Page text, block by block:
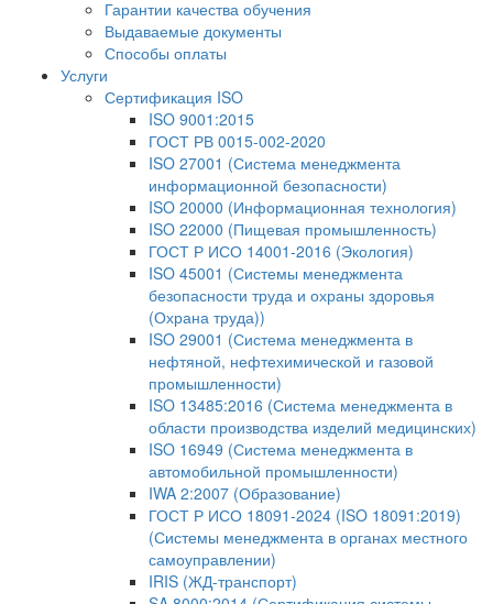
Гарантии качества обучения
Выдаваемые документы
Способы оплаты
Услуги
Сертификация ISO
ISO 9001:2015
ГОСТ РВ 0015-002-2020
ISO 27001 (Система менеджмента
информационной безопасности)
ISO 20000 (Информационная технология)
ISO 22000 (Пищевая промышленность)
ГОСТ Р ИСО 14001-2016 (Экология)
ISO 45001 (Системы менеджмента
безопасности труда и охраны здоровья
(Охрана труда))
ISO 29001 (Система менеджмента в
нефтяной, нефтехимической и газовой
промышленности)
ISO 13485:2016 (Система менеджмента в
области производства изделий медицинских)
ISO 16949 (Система менеджмента в
автомобильной промышленности)
IWA 2:2007 (Образование)
ГОСТ Р ИСО 18091-2024 (ISO 18091:2019)
(Системы менеджмента в органах местного
самоуправлении)
IRIS (ЖД-транспорт)